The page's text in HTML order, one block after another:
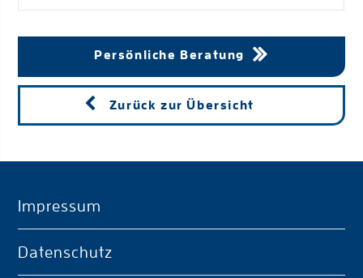
Persönliche Beratung
Zurück zur Übersicht
Impressum
Datenschutz